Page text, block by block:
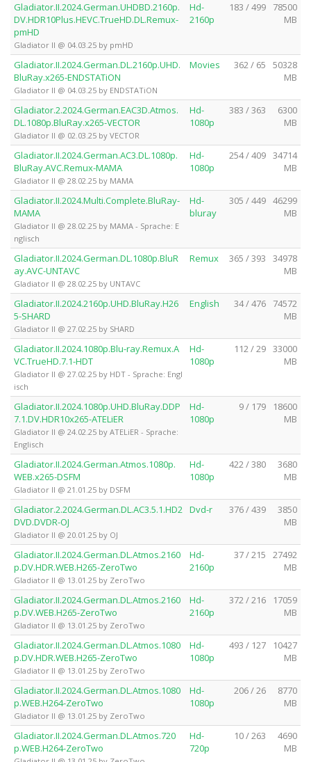
Gladiator.II.2024.German.UHDBD.2160p.
DV.HDR10Plus.HEVC.TrueHD.DL.Remux-
pmHD
Gladiator II @ 04.03.25 by pmHD
Hd-
2160p
183 / 499
78500
MB
Gladiator.II.2024.German.DL.2160p.UHD.
BluRay.x265-ENDSTATiON
Gladiator II @ 04.03.25 by ENDSTATiON
Movies 362 / 65
50328
MB
Gladiator.2.2024.German.EAC3D.Atmos.
DL.1080p.BluRay.x265-VECTOR
Gladiator II @ 02.03.25 by VECTOR
Hd-
1080p
383 / 363
6300
MB
Gladiator.II.2024.German.AC3.DL.1080p.
BluRay.AVC.Remux-MAMA
Gladiator II @ 28.02.25 by MAMA
Hd-
1080p
254 / 409 34714
MB
Gladiator.II.2024.Multi.Complete.BluRay-
MAMA
Gladiator II @ 28.02.25 by MAMA - Sprache: E
nglisch
Hd-
bluray
305 / 449 46299
MB
Gladiator.II.2024.German.DL.1080p.BluR
ay.AVC-UNTAVC
Gladiator II @ 28.02.25 by UNTAVC
Remux 365 / 393
34978
MB
Gladiator.II.2024.2160p.UHD.BluRay.H26
5-SHARD
Gladiator II @ 27.02.25 by SHARD
English 34 / 476
74572
MB
Gladiator.II.2024.1080p.Blu-ray.Remux.A
VC.TrueHD.7.1-HDT
Gladiator II @ 27.02.25 by HDT - Sprache: Engl
isch
Hd-
1080p
112 / 29 33000
MB
Gladiator.II.2024.1080p.UHD.BluRay.DDP
7.1.DV.HDR10x265-ATELiER
Gladiator II @ 24.02.25 by ATELiER - Sprache:
Englisch
Hd-
1080p
9 / 179
18600
MB
Gladiator.II.2024.German.Atmos.1080p.
WEB.x265-DSFM
Gladiator II @ 21.01.25 by DSFM
Hd-
1080p
422 / 380
3680
MB
Gladiator.2.2024.German.DL.AC3.5.1.HD2
DVD.DVDR-OJ
Gladiator II @ 20.01.25 by OJ
Dvd-r 376 / 439
3850
MB
Gladiator.II.2024.German.DL.Atmos.2160
p.DV.HDR.WEB.H265-ZeroTwo
Gladiator II @ 13.01.25 by ZeroTwo
Hd-
2160p
37 / 215
27492
MB
Gladiator.II.2024.German.DL.Atmos.2160
p.DV.WEB.H265-ZeroTwo
Gladiator II @ 13.01.25 by ZeroTwo
Hd-
2160p
372 / 216
17059
MB
Gladiator.II.2024.German.DL.Atmos.1080
p.DV.HDR.WEB.H265-ZeroTwo
Gladiator II @ 13.01.25 by ZeroTwo
Hd-
1080p
493 / 127
10427
MB
Gladiator.II.2024.German.DL.Atmos.1080
p.WEB.H264-ZeroTwo
Gladiator II @ 13.01.25 by ZeroTwo
Hd-
1080p
206 / 26
8770
MB
Gladiator.II.2024.German.DL.Atmos.720
p.WEB.H264-ZeroTwo
Hd-
720p
10 / 263
4690
MB